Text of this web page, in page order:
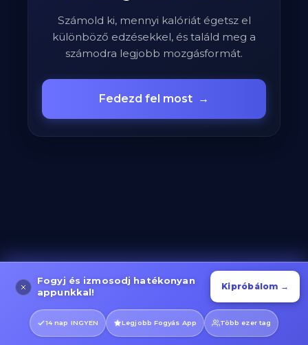
Számold ki, mennyi kalóriát égetsz el
különböző edzésekkel, és találd meg a
számodra legjobb mozgásformát.
Fedezd fel most →
Fogyj és izmosodj hatékonyan
appunkkal!
Kipróbálom →
14 nap INGYEN Legjobb Fogyás App Több ezer tag